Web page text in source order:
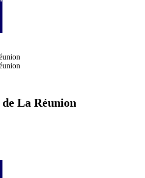
La Réunion